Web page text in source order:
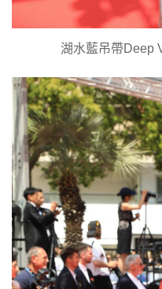
湖水藍吊帶Deep